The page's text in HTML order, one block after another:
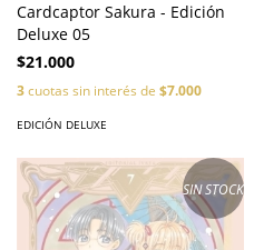
Cardcaptor Sakura - Edición
Deluxe 05
$21.000
3cuotas sin interés de $7.000
EDICIÓN DELUXE
SIN STOCK